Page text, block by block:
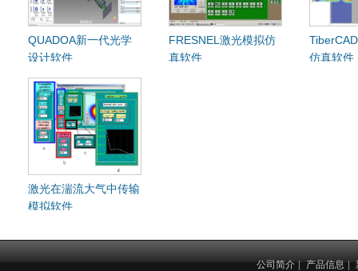
QUADOA新一代光学
设计软件
FRESNEL激光模拟仿
真软件
仿真软件
激光在湍流大气中传输
模拟软件
公司简介 产品信息